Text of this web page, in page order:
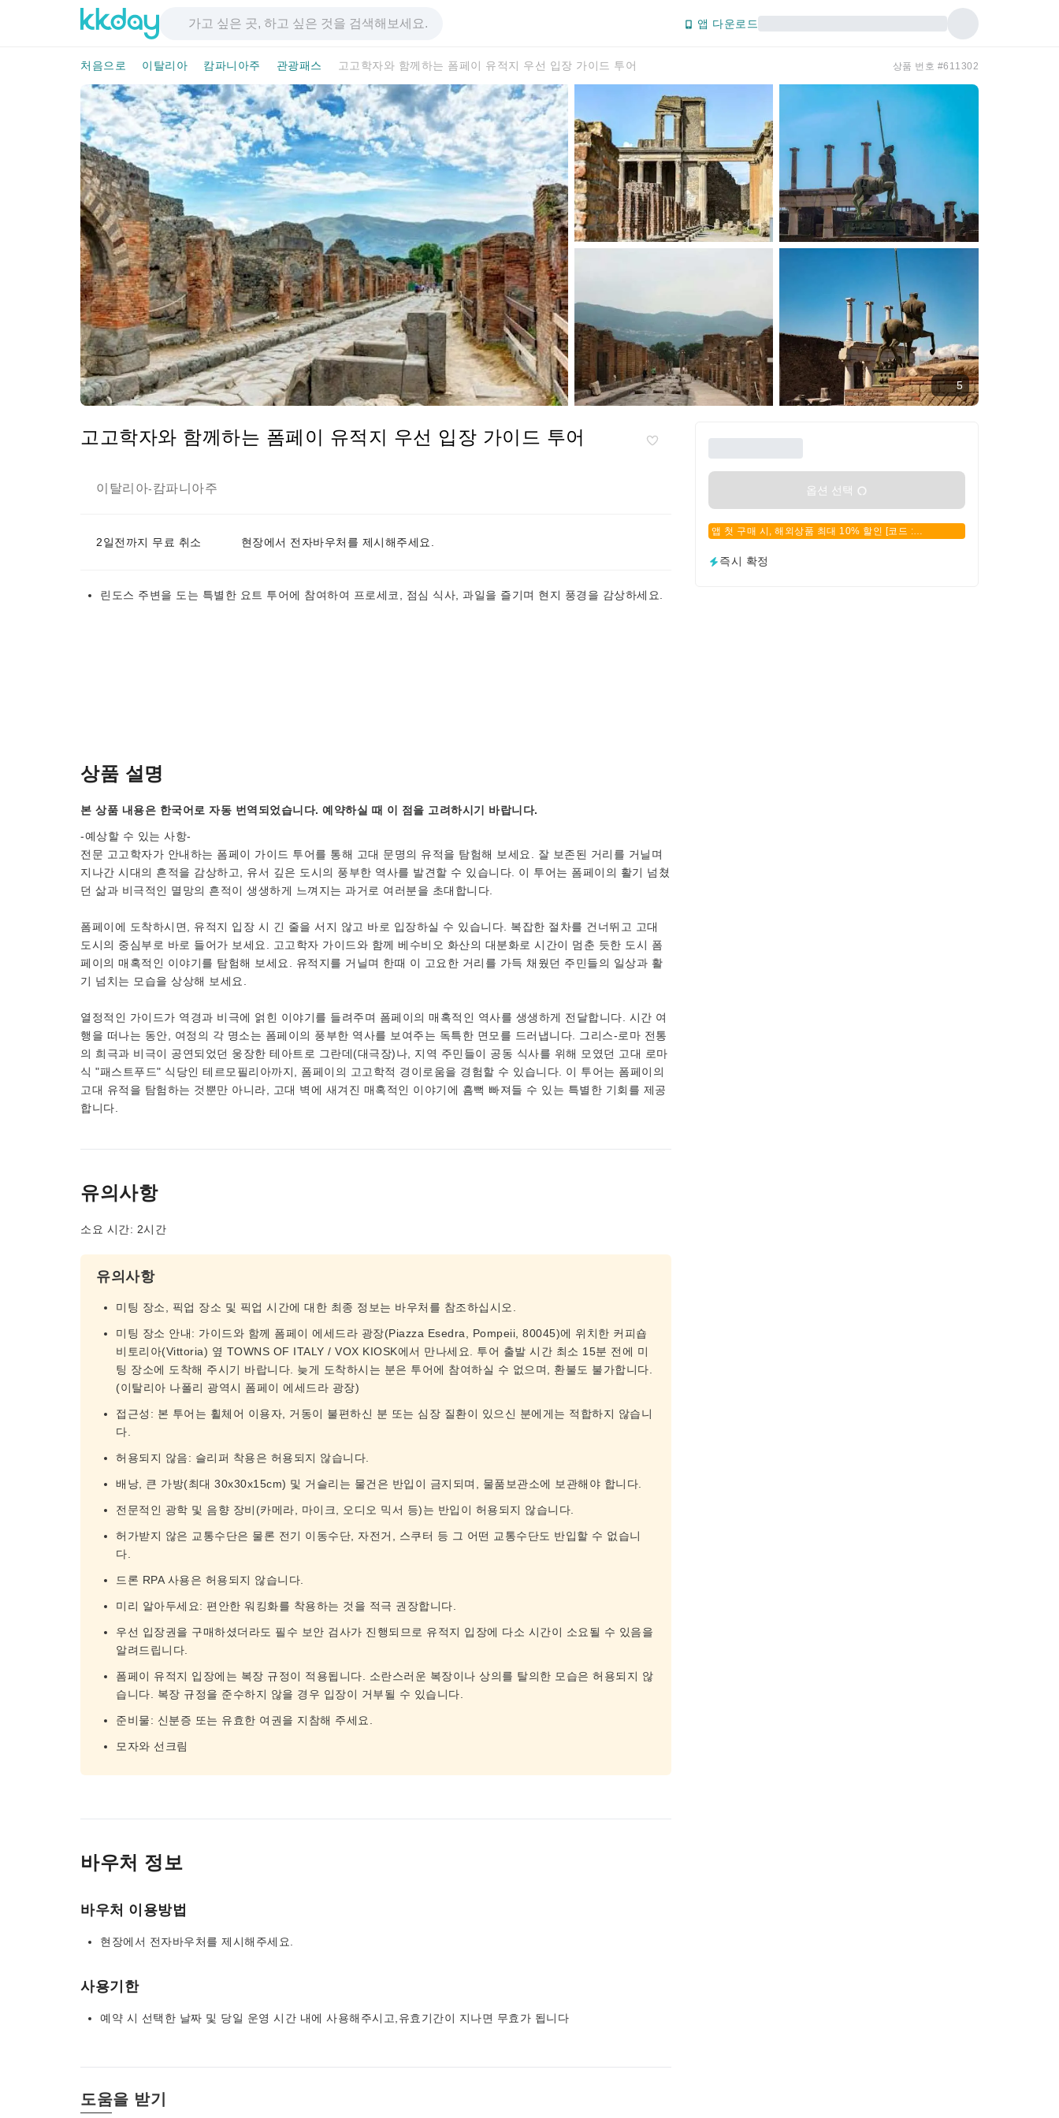
앱 다운로드
처음으로 이탈리아 캄파니아주 관광패스 고고학자와 함께하는 폼페이 유적지 우선 입장 가이드 투어 상품 번호 #611302
5
고고학자와 함께하는 폼페이 유적지 우선 입장 가이드 투어
이탈리아-캄파니아주
2일전까지 무료 취소 현장에서 전자바우처를 제시해주세요.
린도스 주변을 도는 특별한 요트 투어에 참여하여 프로세코, 점심 식사, 과일을 즐기며 현지 풍경을 감상하세요.
옵션 선택
앱 첫 구매 시, 해외상품 최대 10% 할인 [코드 :
즉시 확정
상품 설명
본 상품 내용은 한국어로 자동 번역되었습니다. 예약하실 때 이 점을 고려하시기 바랍니다.
-예상할 수 있는 사항-
전문 고고학자가 안내하는 폼페이 가이드 투어를 통해 고대 문명의 유적을 탐험해 보세요. 잘 보존된 거리를 거닐며
지나간 시대의 흔적을 감상하고, 유서 깊은 도시의 풍부한 역사를 발견할 수 있습니다. 이 투어는 폼페이의 활기 넘쳤
던 삶과 비극적인 멸망의 흔적이 생생하게 느껴지는 과거로 여러분을 초대합니다.
폼페이에 도착하시면, 유적지 입장 시 긴 줄을 서지 않고 바로 입장하실 수 있습니다. 복잡한 절차를 건너뛰고 고대
도시의 중심부로 바로 들어가 보세요. 고고학자 가이드와 함께 베수비오 화산의 대분화로 시간이 멈춘 듯한 도시 폼
페이의 매혹적인 이야기를 탐험해 보세요. 유적지를 거닐며 한때 이 고요한 거리를 가득 채웠던 주민들의 일상과 활
기 넘치는 모습을 상상해 보세요.
열정적인 가이드가 역경과 비극에 얽힌 이야기를 들려주며 폼페이의 매혹적인 역사를 생생하게 전달합니다. 시간 여
행을 떠나는 동안, 여정의 각 명소는 폼페이의 풍부한 역사를 보여주는 독특한 면모를 드러냅니다. 그리스-로마 전통
의 희극과 비극이 공연되었던 웅장한 테아트로 그란데(대극장)나, 지역 주민들이 공동 식사를 위해 모였던 고대 로마
식 "패스트푸드" 식당인 테르모필리아까지, 폼페이의 고고학적 경이로움을 경험할 수 있습니다. 이 투어는 폼페이의
고대 유적을 탐험하는 것뿐만 아니라, 고대 벽에 새겨진 매혹적인 이야기에 흠뻑 빠져들 수 있는 특별한 기회를 제공
합니다.
유의사항
소요 시간: 2시간
유의사항
미팅 장소, 픽업 장소 및 픽업 시간에 대한 최종 정보는 바우처를 참조하십시오.
미팅 장소 안내: 가이드와 함께 폼페이 에세드라 광장(Piazza Esedra, Pompeii, 80045)에 위치한 커피숍
비토리아(Vittoria) 옆 TOWNS OF ITALY / VOX KIOSK에서 만나세요. 투어 출발 시간 최소 15분 전에 미
팅 장소에 도착해 주시기 바랍니다. 늦게 도착하시는 분은 투어에 참여하실 수 없으며, 환불도 불가합니다.
(이탈리아 나폴리 광역시 폼페이 에세드라 광장)
접근성: 본 투어는 휠체어 이용자, 거동이 불편하신 분 또는 심장 질환이 있으신 분에게는 적합하지 않습니
다.
허용되지 않음: 슬리퍼 착용은 허용되지 않습니다.
배낭, 큰 가방(최대 30x30x15cm) 및 거슬리는 물건은 반입이 금지되며, 물품보관소에 보관해야 합니다.
전문적인 광학 및 음향 장비(카메라, 마이크, 오디오 믹서 등)는 반입이 허용되지 않습니다.
허가받지 않은 교통수단은 물론 전기 이동수단, 자전거, 스쿠터 등 그 어떤 교통수단도 반입할 수 없습니
다.
드론 RPA 사용은 허용되지 않습니다.
미리 알아두세요: 편안한 워킹화를 착용하는 것을 적극 권장합니다.
우선 입장권을 구매하셨더라도 필수 보안 검사가 진행되므로 유적지 입장에 다소 시간이 소요될 수 있음을
알려드립니다.
폼페이 유적지 입장에는 복장 규정이 적용됩니다. 소란스러운 복장이나 상의를 탈의한 모습은 허용되지 않
습니다. 복장 규정을 준수하지 않을 경우 입장이 거부될 수 있습니다.
준비물: 신분증 또는 유효한 여권을 지참해 주세요.
모자와 선크림
바우처 정보
바우처 이용방법
현장에서 전자바우처를 제시해주세요.
사용기한
예약 시 선택한 날짜 및 당일 운영 시간 내에 사용해주시고,유효기간이 지나면 무효가 됩니다
도움을 받기